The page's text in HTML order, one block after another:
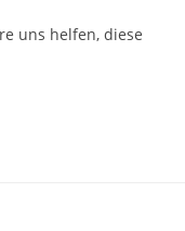
uns helfen, diese